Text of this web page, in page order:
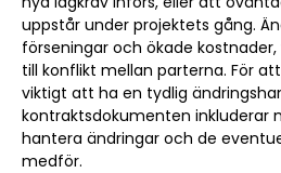
uppstår under projektets gång.
förseningar och ökade
till konflikt mellan parterna. För
viktigt att ha en tydlig
kontraktsdokumenten inkluderar
hantera ändringar och de
medför.